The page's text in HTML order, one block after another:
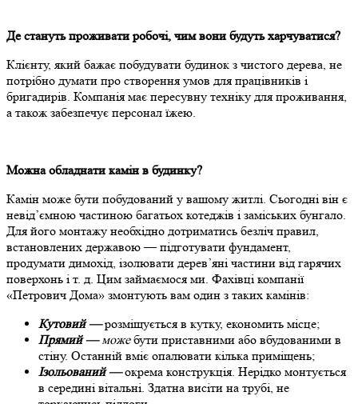
Де стануть проживати робочі, чим вони будуть харчуватися?
Клієнту, який бажає побудувати будинок з чистого дерева, не
потрібно думати про створення умов для працівників і
бригадирів. Компанія має пересувну техніку для проживання,
а також забезпечує персонал їжею.
Можна обладнати камін в будинку?
Камін може бути побудований у вашому житлі. Сьогодні він є
невід’ємною частиною багатьох котеджів і заміських бунгало.
Для його монтажу необхідно дотриматись безліч правил,
встановлених державою — підготувати фундамент,
продумати димохід, ізолювати дерев’яні частини від гарячих
поверхонь і т. д. Цим займаємося ми. Фахівці компанії
«Петрович Дома» змонтують вам один з таких камінів:
Кутовий —розміщується в кутку, економить місце;
Прямий — можебути приставними або вбудованими в
стіну. Останній вміє опалювати кілька приміщень;
Ізольований —окрема конструкція. Нерідко монтується
в середині вітальні. Здатна висіти на трубі, не